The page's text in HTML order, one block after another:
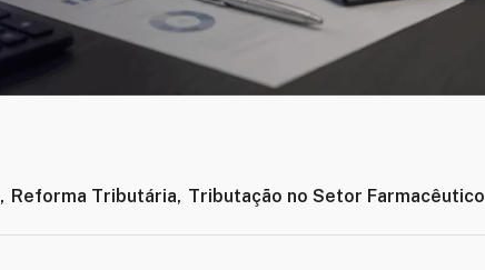
, Reforma Tributária, Tributação no Setor Farmacêutico